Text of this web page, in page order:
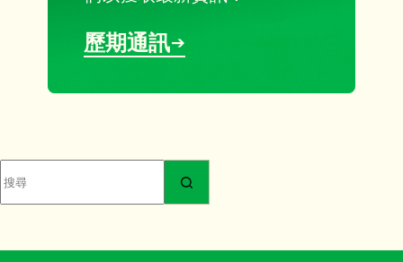
歷期通訊
不
到